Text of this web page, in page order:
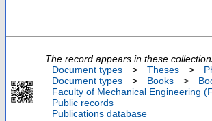
The record appears in these
Document types
> Theses >
Document types
> Books >
Faculty of Mechanical Engineering
Public records
Publications database